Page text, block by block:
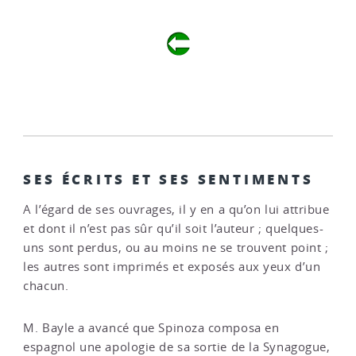
SES ÉCRITS ET SES SENTIMENTS
A l’égard de ses ouvrages, il y en a qu’on lui attribue
et dont il n’est pas sûr qu’il soit l’auteur ; quelques-
uns sont perdus, ou au moins ne se trouvent point ;
les autres sont imprimés et exposés aux yeux d’un
chacun.
M. Bayle a avancé que Spinoza composa en
espagnol une apologie de sa sortie de la Synagogue,